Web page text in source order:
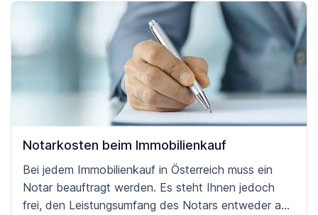
Notarkosten beim Immobilienkauf
Bei jedem Immobilienkauf in Österreich muss ein
Notar beauftragt werden. Es steht Ihnen jedoch
frei, den Leistungsumfang des Notars entweder auf